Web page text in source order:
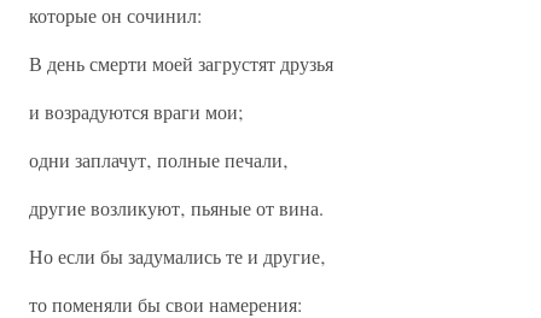
которые он сочинил:
В день смерти моей загрустят друзья
и возрадуются враги мои;
одни заплачут‚ полные печали‚
другие возликуют‚ пьяные от вина.
Но если бы задумались те и другие‚
то поменяли бы свои намерения: